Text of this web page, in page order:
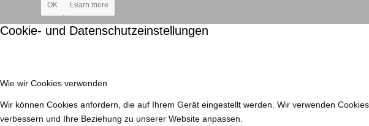
OK Learn more
Cookie- und Datenschutzeinstellungen
Wie wir Cookies verwenden
Wir können Cookies anfordern, die auf Ihrem Gerät eingestellt werden. Wir verwenden
verbessern und Ihre Beziehung zu unserer Website anpassen.